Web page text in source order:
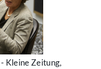
Kleine Zeitung,